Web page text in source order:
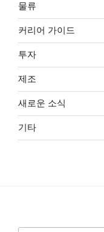
물류
커리어 가이드
투자
제조
새로운 소식
기타